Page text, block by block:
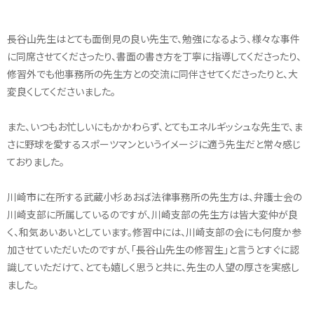
長谷山先生はとても面倒見の良い先生で、勉強になるよう、様々な事件
に同席させてくださったり、書面の書き方を丁寧に指導してくださったり、
修習外でも他事務所の先生方との交流に同伴させてくださったりと、大
変良くしてくださいました。
また、いつもお忙しいにもかかわらず、とてもエネルギッシュな先生で、ま
さに野球を愛するスポーツマンというイメージに適う先生だと常々感じ
ておりました。
川崎市に在所する武蔵小杉あおば法律事務所の先生方は、弁護士会の
川崎支部に所属しているのですが、川崎支部の先生方は皆大変仲が良
く、和気あいあいとしています。修習中には、川崎支部の会にも何度か参
加させていただいたのですが、「長谷山先生の修習生」と言うとすぐに認
識していただけて、とても嬉しく思うと共に、先生の人望の厚さを実感し
ました。